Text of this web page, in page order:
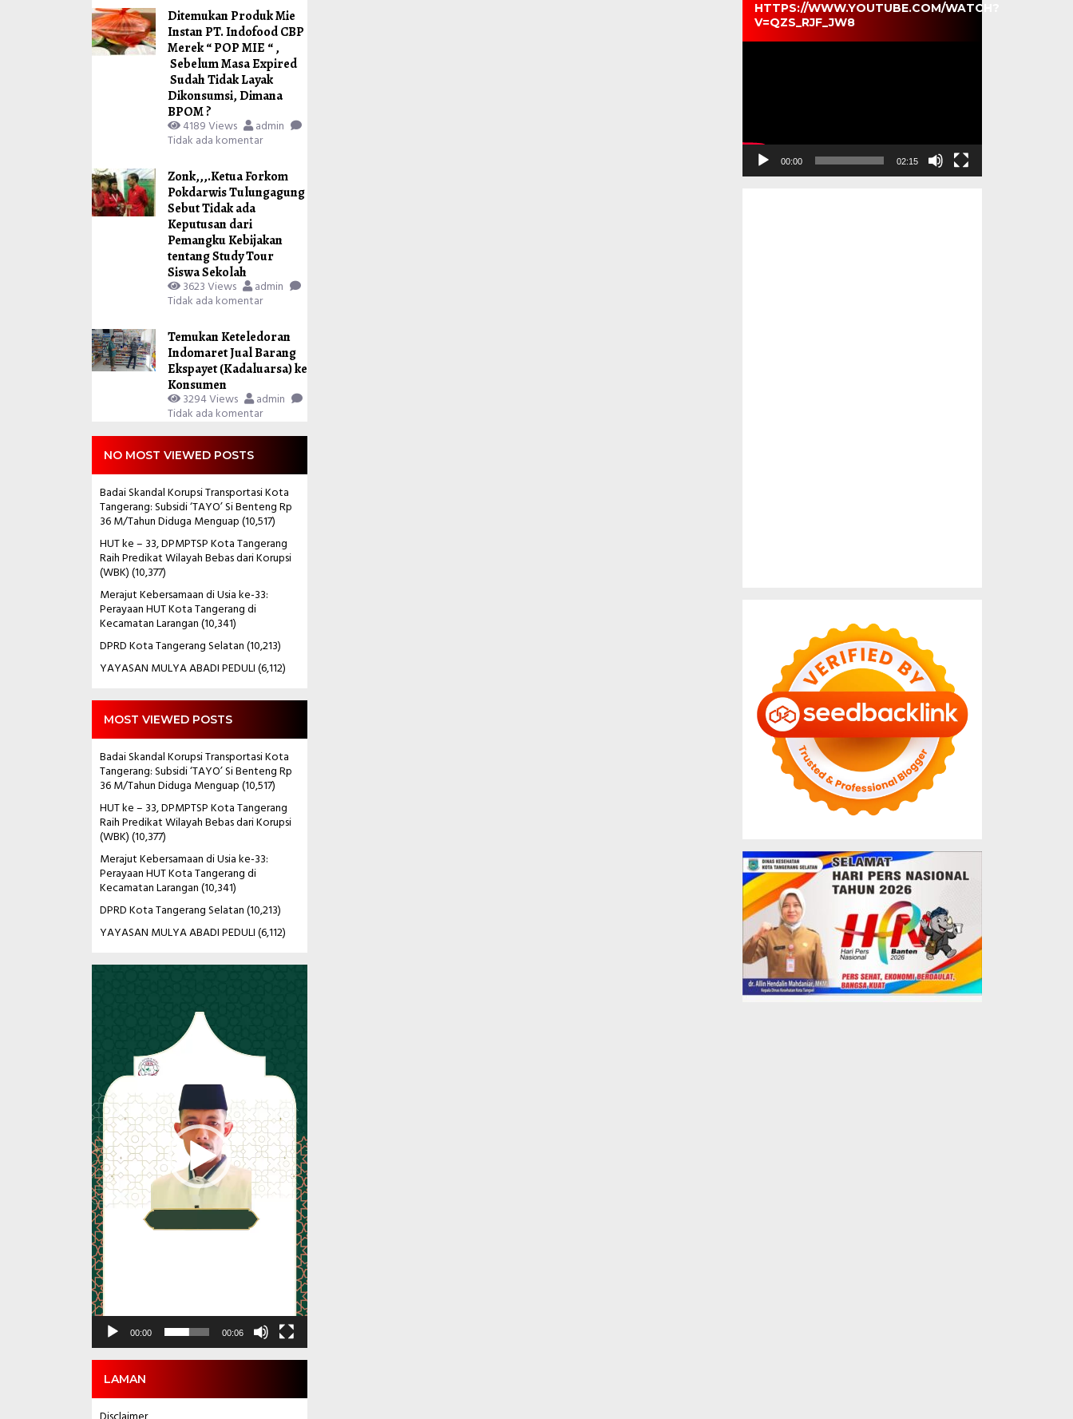
Ditemukan Produk Mie
Instan PT. Indofood CBP
Merek “ POP MIE “ ,
Sebelum Masa Expired
Sudah Tidak Layak
Dikonsumsi, Dimana
BPOM ?
4189 Views admin
Tidak ada komentar
Zonk,,,.Ketua Forkom
Pokdarwis Tulungagung
Sebut Tidak ada
Keputusan dari
Pemangku Kebijakan
tentang Study Tour
Siswa Sekolah
3623 Views admin
Tidak ada komentar
Temukan Keteledoran
Indomaret Jual Barang
Ekspayet (Kadaluarsa) ke
Konsumen
3294 Views admin
Tidak ada komentar
NO MOST VIEWED POSTS
Badai Skandal Korupsi Transportasi Kota
Tangerang: Subsidi ‘TAYO’ Si Benteng Rp
36 M/Tahun Diduga Menguap(10,517)
HUT ke – 33, DPMPTSP Kota Tangerang
Raih Predikat Wilayah Bebas dari Korupsi
(WBK)(10,377)
Merajut Kebersamaan di Usia ke-33:
Perayaan HUT Kota Tangerang di
Kecamatan Larangan(10,341)
DPRD Kota Tangerang Selatan(10,213)
YAYASAN MULYA ABADI PEDULI(6,112)
MOST VIEWED POSTS
Badai Skandal Korupsi Transportasi Kota
Tangerang: Subsidi ‘TAYO’ Si Benteng Rp
36 M/Tahun Diduga Menguap(10,517)
HUT ke – 33, DPMPTSP Kota Tangerang
Raih Predikat Wilayah Bebas dari Korupsi
(WBK)(10,377)
Merajut Kebersamaan di Usia ke-33:
Perayaan HUT Kota Tangerang di
Kecamatan Larangan(10,341)
DPRD Kota Tangerang Selatan(10,213)
YAYASAN MULYA ABADI PEDULI(6,112)
Pemutar
00:00 00:06
LAMAN
HTTPS://WWW.YOUTUBE.COM/WATCH?
V=QZS_RJF_JW8
Pemutar
00:00 02:15